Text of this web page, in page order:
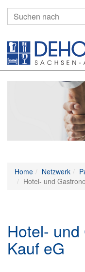
Home Netzwerk
Hotel- und
Hotel-
Kauf eG